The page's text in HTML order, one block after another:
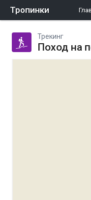
Тропинки
Трекинг
Поход на